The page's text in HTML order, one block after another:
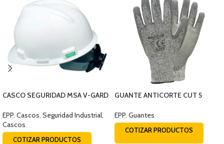
CASCO SEGURIDAD MSA V-GARD
EPP Cascos Seguridad Industrial
Cascos
COTIZAR PRODUCTOS
GUANTE ANTICORTE CUT 5
EPP Guantes
COTIZAR PRODUCTOS